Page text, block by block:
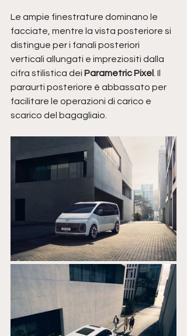
Le ampie finestrature dominano le
facciate, mentre la vista posteriore si
distingue per i fanali posteriori
verticali allungati e impreziositi dalla
cifra stilistica dei Parametric Pixel . Il
paraurti posteriore è abbassato per
facilitare le operazioni di carico e
scarico del bagagliaio.